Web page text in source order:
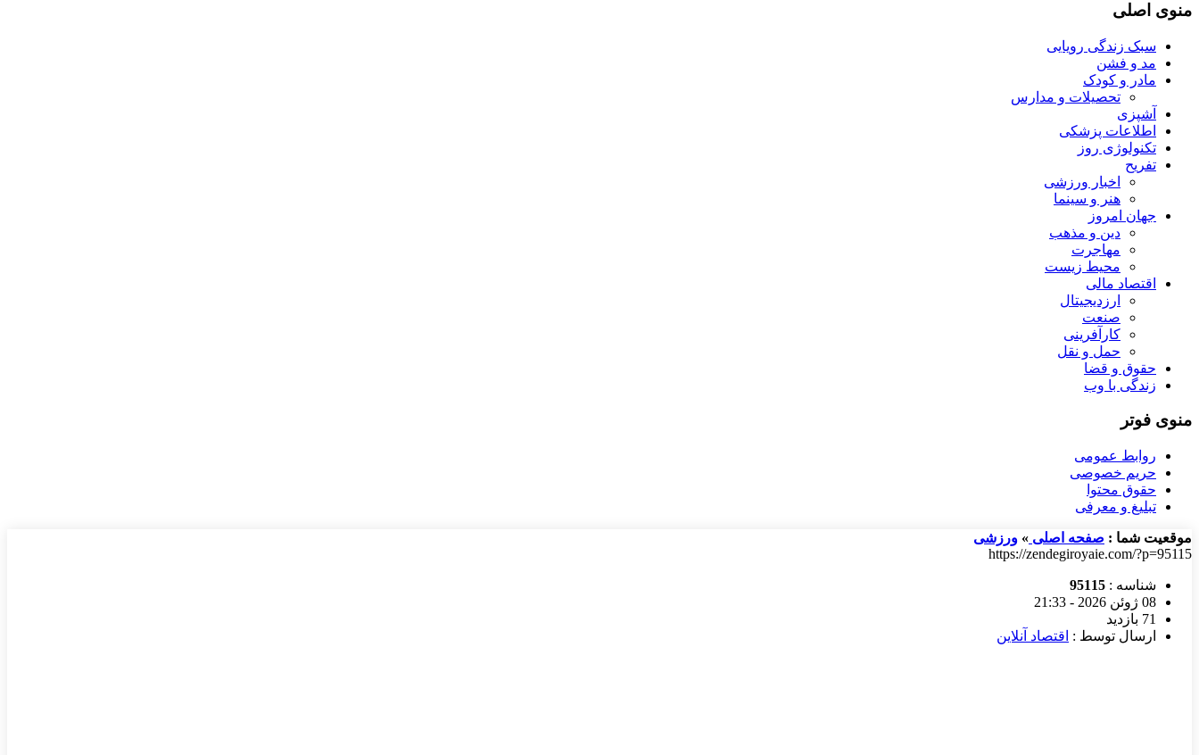
منوی اصلی
سبک زندگی رویایی
مد و فشن
مادر و کودک
تحصیلات و مدارس
آشپزی
اطلاعات پزشکی
تکنولوژی روز
تفریح
اخبار ورزشی
هنر و سینما
جهان امروز
دین و مذهب
مهاجرت
محیط زیست
اقتصاد مالی
ارزدیجیتال
صنعت
کارآفرینی
حمل و نقل
حقوق و قضا
زندگی با وب
منوی فوتر
روابط عمومی
حریم خصوصی
حقوق محتوا
تبلیغ و معرفی
موقعیت شما : صفحه اصلی » ورزشی
https://zendegiroyaie.com/?p=95115
شناسه : 95115
08 ژوئن 2026 - 21:33
71 بازدید
ارسال توسط : اقتصاد آنلاین